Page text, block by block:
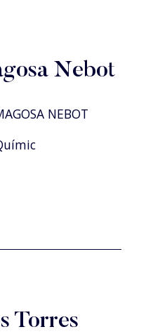
Nebot
NEBOT
Torres